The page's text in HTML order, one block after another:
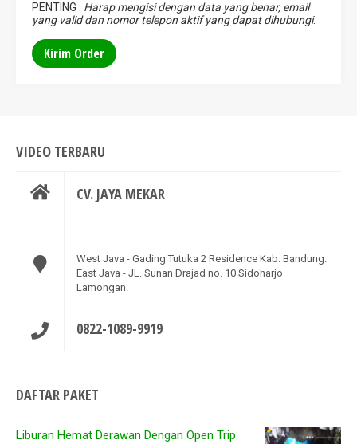
PENTING : Harap mengisi dengan data yang benar, email
yang valid dan nomor telepon aktif yang dapat dihubungi.
VIDEO TERBARU
CV. JAYA MEKAR
West Java - Gading Tutuka 2 Residence Kab. Bandung.
East Java - JL. Sunan Drajad no. 10 Sidoharjo
Lamongan.
0822-1089-9919
DAFTAR PAKET
Liburan Hemat Derawan Dengan Open Trip